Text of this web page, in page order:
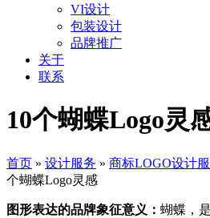
VI设计
包装设计
品牌推广
关于
联系
10个蝴蝶Logo灵
首页 » 设计服务 » 商标LOGO设计
个蝴蝶Logo灵感
图形表达的品牌象征意义： 蝴蝶，